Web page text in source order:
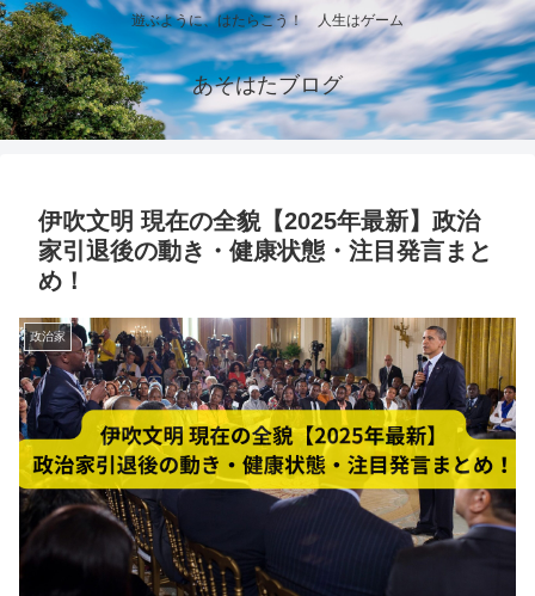
遊ぶように、はたらこう！ 人生はゲーム
あそはたブログ
伊吹文明 現在の全貌【2025年最新】政治
家引退後の動き・健康状態・注目発言まと
め！
政治家